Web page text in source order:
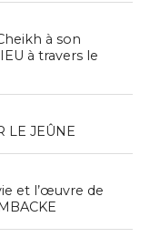
à son
à travers le
LE JEÛNE
et l’œuvre de